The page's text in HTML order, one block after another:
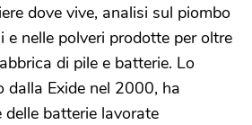
dove vive, analisi sul piombo
nelle polveri prodotte per oltre
di pile e batterie. Lo
dalla Exide nel 2000, ha
batterie lavorate